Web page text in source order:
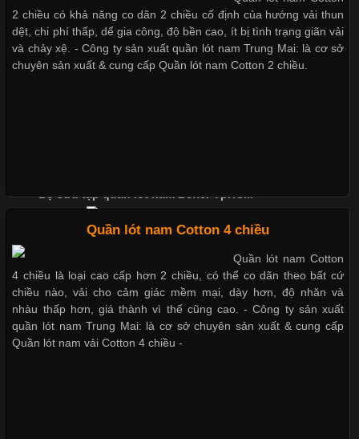
Chất Liệu Lycra Có Gì Đặc Biệt Trong Ngành Thời Trang?
Cập nhật 2026-05-27 17:03:46
Vải Lycra Là Gì? Chất Liệu Co Giãn Được Ưa Chuộng Trong
Chất Liệu Bamboo Xu Hướng Mới Trong Ngành Thời Trang
Cập nhật 2026-05-21 14:59:25
Trong những năm gần đây, vải Bamboo đang trở thành một
trong những chất liệu được yêu thích trong ngành thời trang
nhờ đặc tính mềm mại, thoáng khí và thân thiện với môi trường.
Không chỉ được ứng dụng trong quần áo thường ngày, loại vải
Xu hướng thời trang trẻ và quần lót nam giá sỉ
Giặt và bảo quản quần lót nam đúng cách
Bộ sưu tập quần lót nam Boxer TpHCM
Quần lót nam boxer thun lạnh
Nguyên bộ quần lót nam Boxer thun lạnh giá rẻ
Dễ chịu hơn với quần lót nam giá rẻ vải Cotton 4 chiều
2 chiều có khả năng co dãn 2 chiều cố định của hướng vải thun
dệt, chi phí thấp, dể gia công, độ bền cao, ít bị tình trạng giãn vải
và chảy xệ. - Công ty sản xuất quần lót nam Trung Mai: là cơ sở
chuyên sản xuất & cung cấp Quần lót nam Cotton 2 chiều.
Quần lót nam Cotton 4 chiều
Quần lót nam Cotton
4 chiều là loại cao cấp hơn 2 chiều, có thể co dãn theo bất cứ
chiều nào, vải cho cảm giác mềm mại, dày hơn, độ nhăn và
nhàu thấp hơn, giá thành vì thế cũng cao. - Công ty sản xuất
quần lót nam Trung Mai: là cơ sở chuyên sản xuất & cung cấp
Quần lót nam vải Cotton 4 chiều -